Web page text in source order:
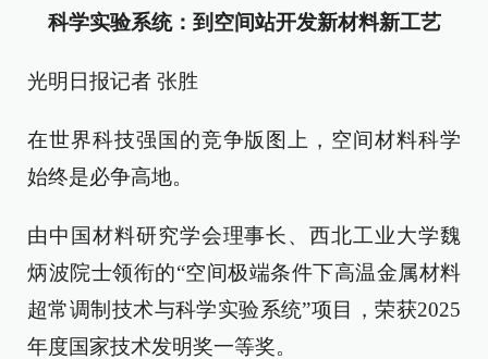
科学实验系统： 到空间站开发新材料新工艺
光明日报记者 张胜
在世界科技强国的竞争版图上，空间材料科学
始终是必争高地。
由中国材料研究学会理事长、西北工业大学魏
炳波院士领衔的“空间极端条件下高温金属材料
超常调制技术与科学实验系统”项目，荣获2025
年度国家技术发明奖一等奖。